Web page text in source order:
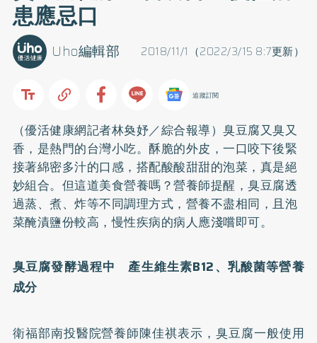
患應忌口
2018/11/1（2022/3/15 8:7更新）
Uho編輯部
追蹤訂閱
（優活健康網記者林奐妤／綜合報導）臭豆腐又臭又
香，是熱門的台灣小吃。酥脆的外皮，一口咬下後緊
接著綿密多汁的口感，搭配酸酸甜甜的泡菜，真是絕
妙組合。但這道美食營養嗎？營養師提醒，臭豆腐透
過蒸、煮、炸等不同調理方式，營養不盡相同，且泡
菜醃漬鹽份較高，慢性疾病的病人應淺嚐即可。
臭豆腐發酵過程中 產生維生素B12、 乳酸菌等營養
成分
衛福部南投醫院營養師陳佳祺表示，臭豆腐一般使用